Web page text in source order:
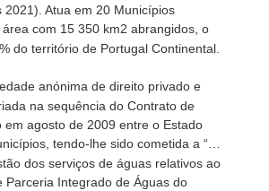
2021). Atua em 20 Municípios
com 15 350 km2 abrangidos, o
do território de Portugal Continental.
anónima de direito privado e
na sequência do Contrato de
em agosto de 2009 entre o Estado
tendo-lhe sido cometida a “…
dos serviços de águas relativos ao
Parceria Integrado de Águas do